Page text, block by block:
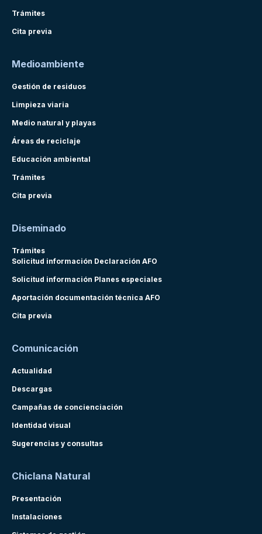
Trámites
Cita previa
Medioambiente
Gestión de residuos
Limpieza viaria
Medio natural y playas
Áreas de reciclaje
Educación ambiental
Trámites
Cita previa
Diseminado
Trámites
Solicitud información Declaración AFO
Solicitud información Planes especiales
Aportación documentación técnica AFO
Cita previa
Comunicación
Actualidad
Descargas
Campañas de concienciación
Identidad visual
Sugerencias y consultas
Chiclana Natural
Presentación
Instalaciones